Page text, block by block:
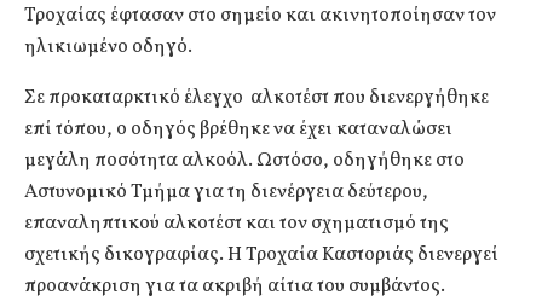
Τροχαίας έφτασαν στο σημείο και ακινητοποίησαν τον
ηλικιωμένο οδηγό.
Σε προκαταρκτικό έλεγχο αλκοτέστ που διενεργήθηκε
επί τόπου, ο οδηγός βρέθηκε να έχει καταναλώσει
μεγάλη ποσότητα αλκοόλ. Ωστόσο, οδηγήθηκε στο
Αστυνομικό Τμήμα για τη διενέργεια δεύτερου,
επαναληπτικού αλκοτέστ και τον σχηματισμό της
σχετικής δικογραφίας. Η Τροχαία Καστοριάς διενεργεί
προανάκριση για τα ακριβή αίτια του συμβάντος.